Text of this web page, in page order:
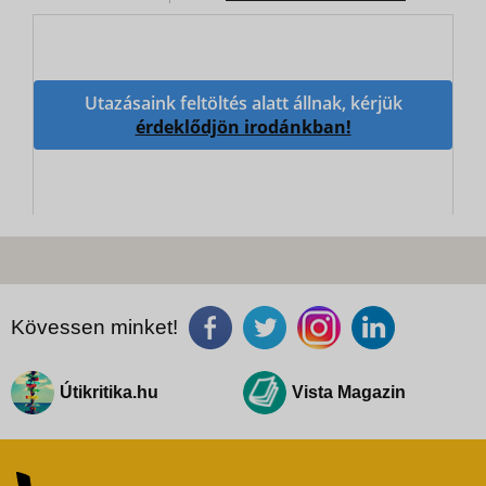
Utazásaink feltöltés alatt állnak, kérjük
érdeklődjön irodánkban!
Kövessen minket!
Útikritika.hu Vista Magazin